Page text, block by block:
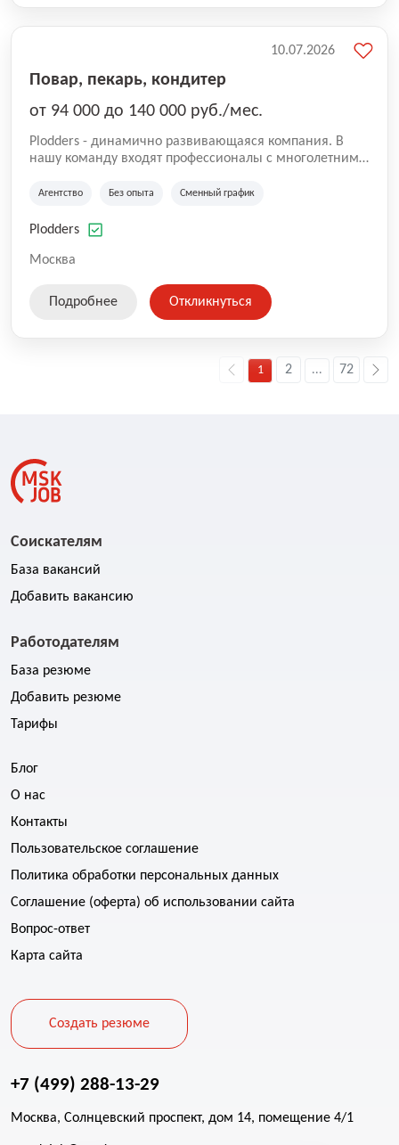
Повар, пекарь, кондитер
от 94 000 до 140 000 руб./мес.
Plodders - динамично развивающаяся компания. В
нашу команду входят профессионалы с многолетним
на рынке аутсорсинга, а накопленный опыт позволяют
оказываемых услуг.
Агентство Без опыта Сменный график
Plodders
Москва
10.07.2026
Подробнее Откликнуться
1 2 ... 72
Соискателям
База вакансий
Добавить вакансию
Работодателям
База резюме
Добавить резюме
Тарифы
Блог
О нас
Контакты
Пользовательское соглашение
Политика обработки персональных данных
Соглашение (оферта) об использовании сайта
Вопрос-ответ
Карта сайта
Создать резюме
+7 (499) 288-13-29
Москва, Солнцевский проспект, дом 14, помещение 4/1